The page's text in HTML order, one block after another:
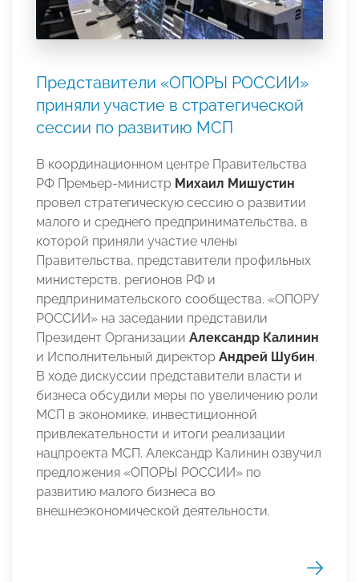
Представители «ОПОРЫ РОССИИ»
приняли участие в стратегической
сессии по развитию МСП
В координационном центре Правительства
РФ Премьер-министр Михаил Мишустин
провел стратегическую сессию о развитии
малого и среднего предпринимательства, в
которой приняли участие члены
Правительства, представители профильных
министерств, регионов РФ и
предпринимательского сообщества. «ОПОРУ
РОССИИ» на заседании представили
Президент Организации Александр Калинин
и Исполнительный директор Андрей Шубин.
В ходе дискуссии представители власти и
бизнеса обсудили меры по увеличению роли
МСП в экономике, инвестиционной
привлекательности и итоги реализации
нацпроекта МСП. Александр Калинин озвучил
предложения «ОПОРЫ РОССИИ» по
развитию малого бизнеса во
внешнеэкономической деятельности.